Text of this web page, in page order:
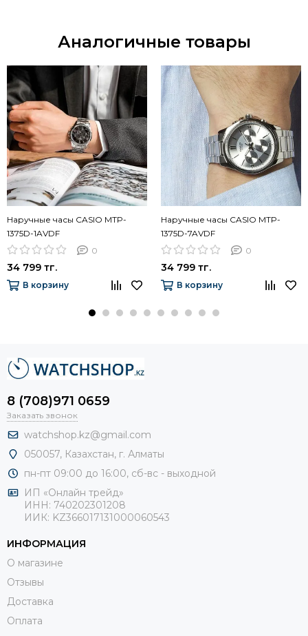
Аналогичные товары
Наручные часы CASIO MTP-
1375D-1AVDF
0
34 799 тг.
В корзину
Наручные часы CASIO MTP-
1375D-7AVDF
0
34 799 тг.
В корзину
8 (708)971 0659
Заказать звонок
watchshop.kz@gmail.com
050057, Казахстан, г. Алматы
пн-пт 09:00 до 16:00, сб-вс - выходной
ИП «Онлайн трейд»
ИНН: 740202301208
ИИК: KZ366017131000060543
ИНФОРМАЦИЯ
О магазине
Отзывы
Доставка
Оплата